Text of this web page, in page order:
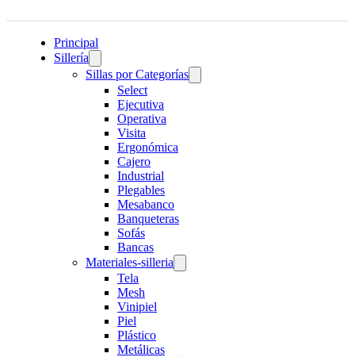
Principal
Sillería
Sillas por Categorías
Select
Ejecutiva
Operativa
Visita
Ergonómica
Cajero
Industrial
Plegables
Mesabanco
Banqueteras
Sofás
Bancas
Materiales-silleria
Tela
Mesh
Vinipiel
Piel
Plástico
Metálicas